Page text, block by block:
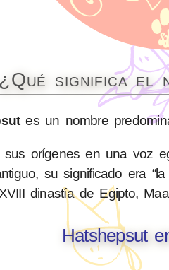
¿Qué significa el
es un nombre
sus orígenes en una voz
su significado era
dinastía de Egipto,
Hatshepsut